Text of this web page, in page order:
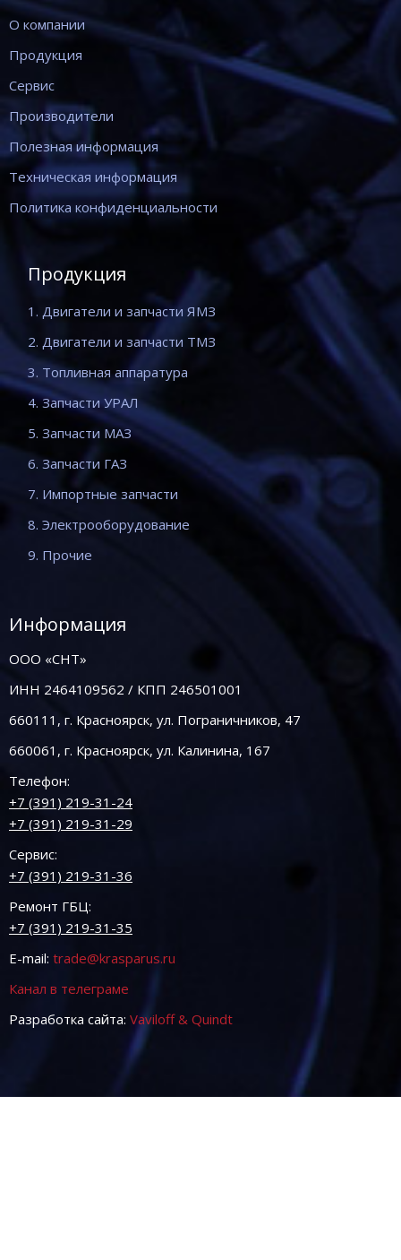
О компании
Продукция
Сервис
Производители
Полезная информация
Техническая информация
Политика конфиденциальности
Продукция
1. Двигатели и запчасти ЯМЗ
2. Двигатели и запчасти ТМЗ
3. Топливная аппаратура
4. Запчасти УРАЛ
5. Запчасти МАЗ
6. Запчасти ГАЗ
7. Импортные запчасти
8. Электрооборудование
9. Прочие
Информация
ООО «СНТ»
ИНН 2464109562 / КПП 246501001
660111, г. Красноярск, ул. Пограничников, 47
660061, г. Красноярск, ул. Калинина, 167
Телефон:
+7 (391) 219-31-24
+7 (391) 219-31-29
Сервис:
+7 (391) 219-31-36
Ремонт ГБЦ:
+7 (391) 219-31-35
E-mail: trade@krasparus.ru
Канал в телеграме
Разработка сайта: Vaviloff & Quindt